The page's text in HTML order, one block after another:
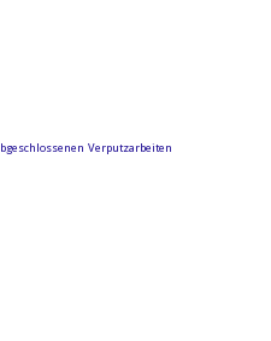
Verputzarbeiten